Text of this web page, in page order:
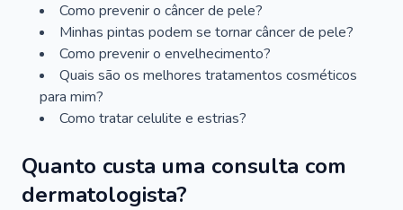
Como prevenir o câncer de pele?
Minhas pintas podem se tornar câncer de pele?
Como prevenir o envelhecimento?
Quais são os melhores tratamentos cosméticos
para mim?
Como tratar celulite e estrias?
Quanto custa uma consulta com
dermatologista?